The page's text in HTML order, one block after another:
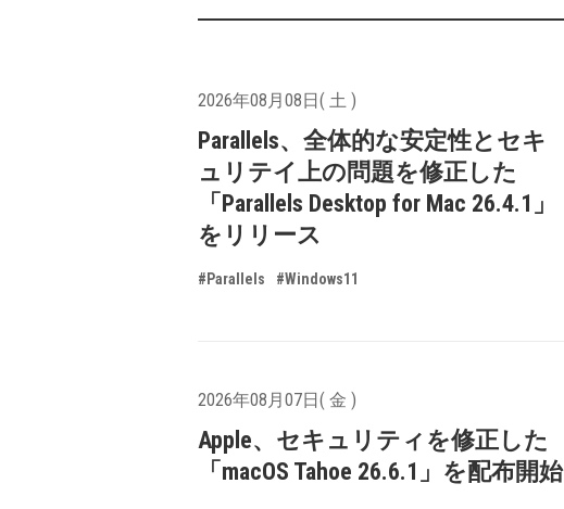
2026年08月08日( 土 )
Parallels、全体的な安定性とセキ
ュリテイ上の問題を修正した
「Parallels Desktop for Mac 26.4.1」
をリリース
#Parallels #Windows11
2026年08月07日( 金 )
Apple、セキュリティを修正した
「macOS Tahoe 26.6.1」を配布開始